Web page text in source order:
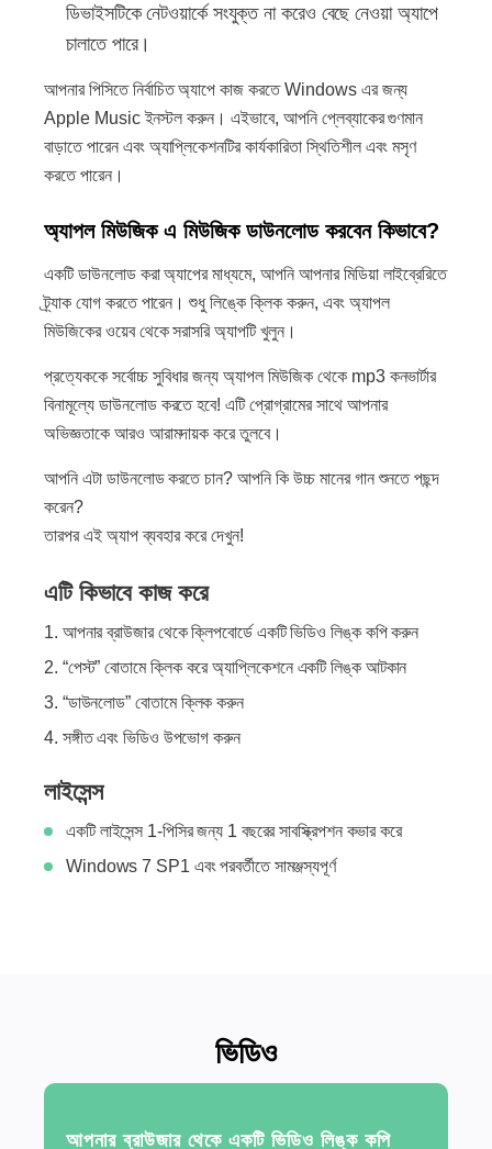
ডিভাইসটিকে নেটওয়ার্কে সংযুক্ত না করেও বেছে নেওয়া অ্যাপে
চালাতে পারে।
আপনার পিসিতে নির্বাচিত অ্যাপে কাজ করতে Windows এর জন্য
Apple Music ইনস্টল করুন। এইভাবে, আপনি প্লেব্যাকের গুণমান
বাড়াতে পারেন এবং অ্যাপ্লিকেশনটির কার্যকারিতা স্থিতিশীল এবং মসৃণ
করতে পারেন।
অ্যাপল মিউজিক এ মিউজিক ডাউনলোড করবেন কিভাবে?
একটি ডাউনলোড করা অ্যাপের মাধ্যমে, আপনি আপনার মিডিয়া লাইব্রেরিতে
ট্র্যাক যোগ করতে পারেন। শুধু লিঙ্কে ক্লিক করুন, এবং অ্যাপল
মিউজিকের ওয়েব থেকে সরাসরি অ্যাপটি খুলুন।
প্রত্যেককে সর্বোচ্চ সুবিধার জন্য অ্যাপল মিউজিক থেকে mp3 কনভার্টার
বিনামূল্যে ডাউনলোড করতে হবে! এটি প্রোগ্রামের সাথে আপনার
অভিজ্ঞতাকে আরও আরামদায়ক করে তুলবে।
আপনি এটা ডাউনলোড করতে চান? আপনি কি উচ্চ মানের গান শুনতে পছন্দ
করেন?
তারপর এই অ্যাপ ব্যবহার করে দেখুন!
এটি কিভাবে কাজ করে
আপনার ব্রাউজার থেকে ক্লিপবোর্ডে একটি ভিডিও লিঙ্ক কপি করুন
“পেস্ট” বোতামে ক্লিক করে অ্যাপ্লিকেশনে একটি লিঙ্ক আটকান
“ডাউনলোড” বোতামে ক্লিক করুন
সঙ্গীত এবং ভিডিও উপভোগ করুন
লাইসেন্স
একটি লাইসেন্স 1-পিসির জন্য 1 বছরের সাবস্ক্রিপশন কভার করে
Windows 7 SP1 এবং পরবর্তীতে সামঞ্জস্যপূর্ণ
ভিডিও
আপনার ব্রাউজার থেকে একটি ভিডিও লিঙ্ক কপি